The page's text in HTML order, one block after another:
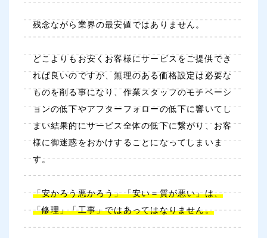
残念ながら業界の最安値ではありません。
どこよりもお安くお客様にサービスをご提供でき
れば良いのですが、無理のある価格設定は必要な
ものを削る事になり、作業スタッフのモチベーシ
ョンの低下やアフターフォローの低下に響いてし
まい結果的にサービス全体の低下に繋がり、お客
様に御迷惑をおかけすることになってしまいま
す。
「安かろう悪かろう」「安い＝質が悪い」は、
「修理」「工事」ではあってはなりません。